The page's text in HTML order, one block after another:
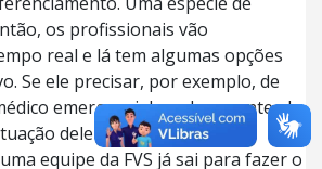
os profissionais vão
real e lá tem algumas opções
Se ele precisar, por exemplo, de
emergencial, se de repente ele
dele se agravar,
equipe da FVS já sai para fazer o